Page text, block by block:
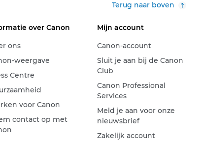
Terug naar boven
over Canon
ons
weergave
Centre
voor Canon
contact op met
Mijn account
Canon-account
Sluit je aan bij de Canon
Club
Canon Professional
Services
Meld je aan voor onze
nieuwsbrief
Zakelijk account